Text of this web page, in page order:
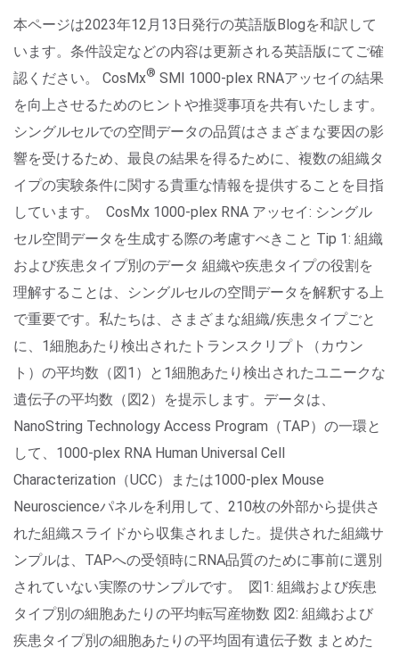
Search Terms
NanoString.com NanoString University
本ページは2023年12月13日発行の英語版Blogを和訳して
います。条件設定などの内容は更新される英語版にてご確
認ください。 CosMx® SMI 1000-plex RNAアッセイの結果
を向上させるためのヒントや推奨事項を共有いたします。
シングルセルでの空間データの品質はさまざまな要因の影
響を受けるため、最良の結果を得るために、複数の組織タ
イプの実験条件に関する貴重な情報を提供することを目指
しています。 CosMx 1000-plex RNA アッセイ: シングル
セル空間データを生成する際の考慮すべきこと Tip 1: 組織
および疾患タイプ別のデータ 組織や疾患タイプの役割を
理解することは、シングルセルの空間データを解釈する上
で重要です。私たちは、さまざまな組織/疾患タイプごと
に、1細胞あたり検出されたトランスクリプト（カウン
ト）の平均数（図1）と1細胞あたり検出されたユニークな
遺伝子の平均数（図2）を提示します。データは、
NanoString Technology Access Program（TAP）の一環と
して、1000-plex RNA Human Universal Cell
Characterization（UCC）または1000-plex Mouse
Neuroscienceパネルを利用して、210枚の外部から提供さ
れた組織スライドから収集されました。提供された組織サ
ンプルは、TAPへの受領時にRNA品質のために事前に選別
されていない実際のサンプルです。 図1: 組織および疾患
タイプ別の細胞あたりの平均転写産物数 図2: 組織および
疾患タイプ別の細胞あたりの平均固有遺伝子数 まとめた